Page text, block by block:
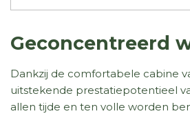
Geconcentreerd
Dankzij de comfortabele cabine
uitstekende prestatiepotentieel
allen tijde en ten volle worden